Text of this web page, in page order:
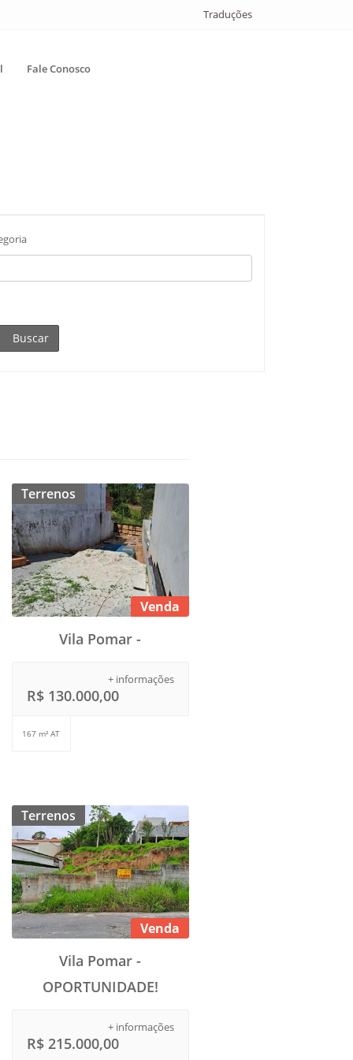
Traduções
Fale Conosco
Buscar
Terrenos
Venda
Vila Pomar -
+ informações
R$ 130.000,00
167 m² AT
Terrenos
Venda
Vila Pomar -
OPORTUNIDADE!
+ informações
R$ 215.000,00